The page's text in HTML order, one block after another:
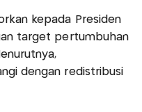
kepada Presiden
target pertumbuhan
dengan redistribusi